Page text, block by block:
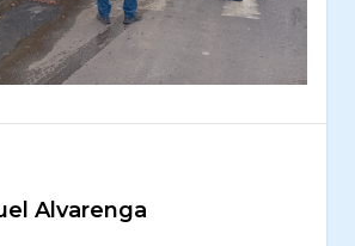
Alvarenga